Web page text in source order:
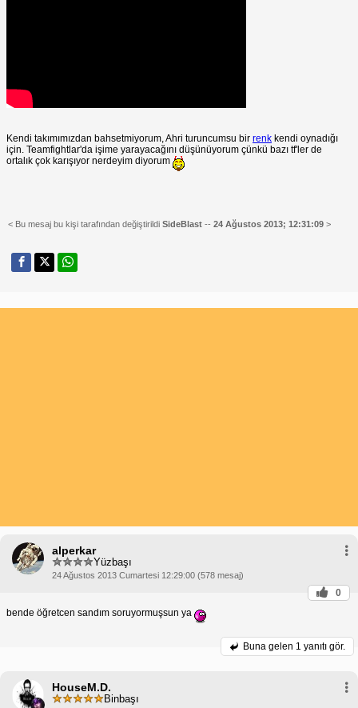
Kendi takımımızdan bahsetmiyorum, Ahri turuncumsu bir renk kendi oynadığı
için. Teamfightlar'da işime yarayacağını düşünüyorum çünkü bazı tf'ler de
ortalık çok karışıyor nerdeyim diyorum
< Bu mesaj bu kişi tarafından değiştirildi SideBlast -- 24 Ağustos 2013; 12:31:09 >
alperkar
Yüzbaşı
24 Ağustos 2013 Cumartesi 12:29:00 (578 mesaj)
0
bende öğretcen sandım soruyormuşsun ya
Buna gelen 1 yanıtı gör.
HouseM.D.
Binbaşı